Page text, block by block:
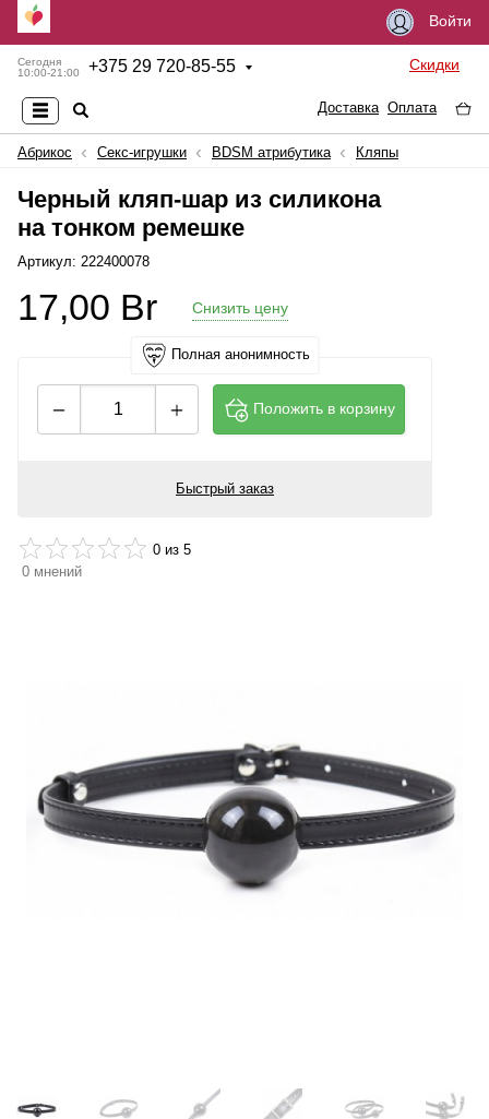
Войти
Сегодня
10:00-21:00
+375 29 720-85-55 Скидки
Доставка Оплата
Абрикос Секс-игрушки BDSM атрибутика Кляпы
Черный кляп-шар из силикона
на тонком ремешке
Артикул: 222400078
17,00 Br Снизить цену
Полная анонимность
Положить в корзину
Быстрый заказ
0 из 5
0 мнений